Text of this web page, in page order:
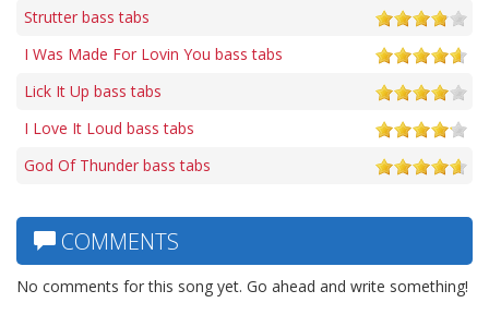
Strutter bass tabs
I Was Made For Lovin You bass tabs
Lick It Up bass tabs
I Love It Loud bass tabs
God Of Thunder bass tabs
COMMENTS
No comments for this song yet. Go ahead and write something!